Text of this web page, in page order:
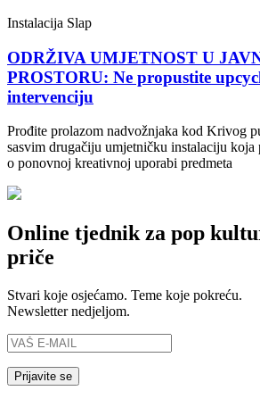
Instalacija Slap
ODRŽIVA UMJETNOST U
PROSTORU: Ne propustite
intervenciju
Prođite prolazom nadvožnjaka kod Krivog
sasvim drugačiju umjetničku instalaciju koja
o ponovnoj kreativnoj uporabi predmeta
Online tjednik za pop
priče
Stvari koje osjećamo. Teme koje pokreću.
Newsletter nedjeljom.